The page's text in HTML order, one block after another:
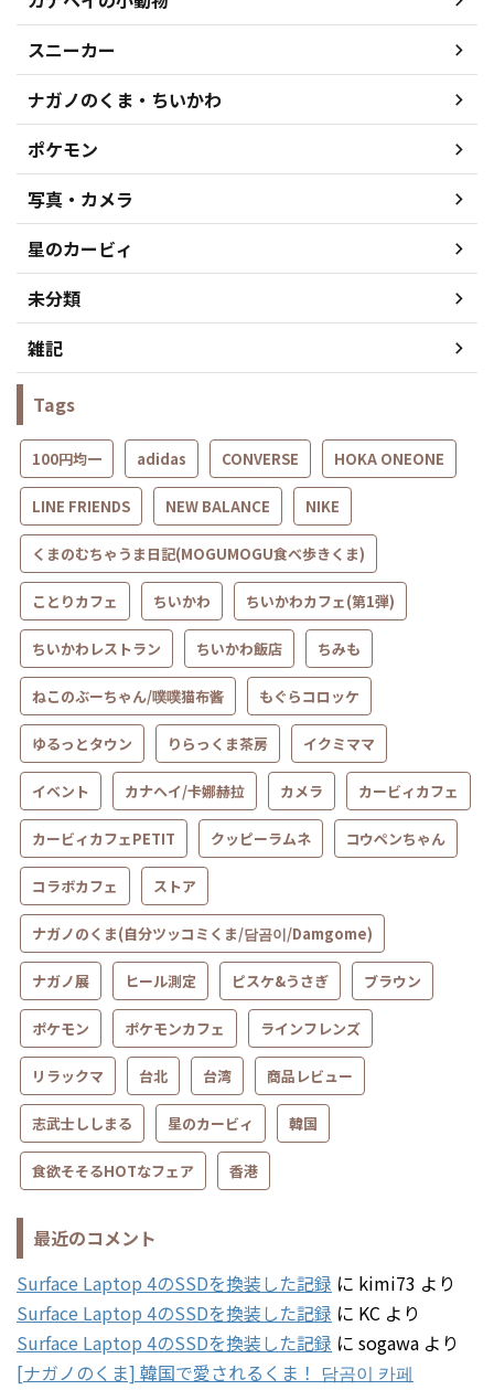
スニーカー
ナガノのくま・ちいかわ
ポケモン
写真・カメラ
星のカービィ
未分類
雑記
Tags
100円均一 adidas CONVERSE HOKA ONEONE
LINE FRIENDS NEW BALANCE NIKE
くまのむちゃうま日記(MOGUMOGU食べ歩きくま)
ことりカフェ ちいかわ ちいかわカフェ(第1弾)
ちいかわレストラン ちいかわ飯店 ちみも
ねこのぶーちゃん/噗噗猫布酱 もぐらコロッケ
ゆるっとタウン りらっくま茶房 イクミママ
イベント カナヘイ/卡娜赫拉 カメラ カービィカフェ
カービィカフェPETIT クッピーラムネ コウペンちゃん
コラボカフェ ストア
ナガノのくま(自分ツッコミくま/담곰이/Damgome)
ナガノ展 ヒール測定 ピスケ&うさぎ ブラウン
ポケモン ポケモンカフェ ラインフレンズ
リラックマ 台北 台湾 商品レビュー
志武士ししまる 星のカービィ 韓国
食欲そそるHOTなフェア 香港
最近のコメント
Surface Laptop 4のSSDを換装した記録 に kimi73 より
Surface Laptop 4のSSDを換装した記録 に KC より
Surface Laptop 4のSSDを換装した記録 に sogawa より
[ナガノのくま] 韓国で愛されるくま！ 담곰이 카페